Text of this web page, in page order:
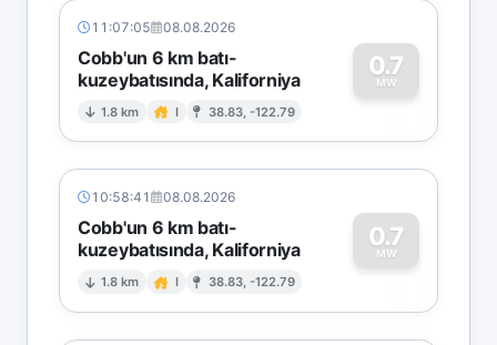
11:07:05 08.08.2026
Cobb'un 6 km batı-
kuzeybatısında, Kaliforniya
1.8 km I 38.83, -122.79
0.7
MW
0
10:58:41 08.08.2026
Cobb'un 6 km batı-
kuzeybatısında, Kaliforniya
1.8 km I 38.83, -122.79
0.7
MW
0